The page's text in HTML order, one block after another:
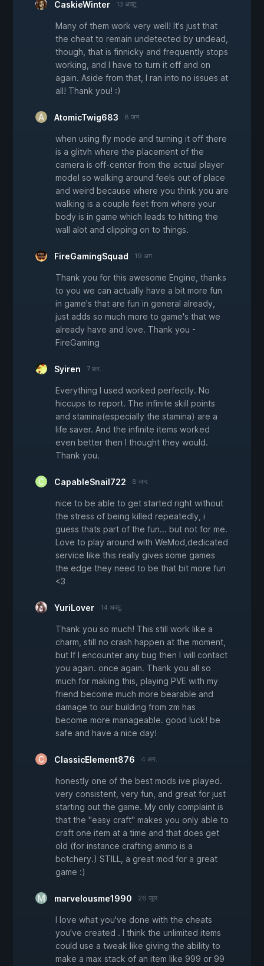
CaskieWinter 13 अक्टू.
Many of them work very well! It's just that
the cheat to remain undetected by undead,
though, that is finnicky and frequently stops
working, and I have to turn it off and on
again. Aside from that, I ran into no issues at
all! Thank you! :)
AtomicTwig683 8 जन.
when using fly mode and turning it off there
is a glitvh where the placement of the
camera is off-center from the actual player
model so walking around feels out of place
and weird because where you think you are
walking is a couple feet from where your
body is in game which leads to hitting the
wall alot and clipping on to things.
FireGamingSquad 19 अग.
Thank you for this awesome Engine, thanks
to you we can actually have a bit more fun
in game's that are fun in general already,
just adds so much more to game's that we
already have and love. Thank you -
FireGaming
Syiren 7 फ़र.
Everything I used worked perfectly. No
hiccups to report. The infinite skill points
and stamina(especially the stamina) are a
life saver. And the infinite items worked
even better then I thought they would.
Thank you.
CapableSnail722 8 जन.
nice to be able to get started right without
the stress of being killed repeatedly, i
guess thats part of the fun... but not for me.
Love to play around with WeMod,dedicated
service like this really gives some games
the edge they need to be that bit more fun
<3
YuriLover 14 अक्टू.
Thank you so much! This still work like a
charm, still no crash happen at the moment,
but If I encounter any bug then I will contact
you again. once again. Thank you all so
much for making this, playing PVE with my
friend become much more bearable and
damage to our building from zm has
become more manageable. good luck! be
safe and have a nice day!
ClassicElement876 4 अग.
honestly one of the best mods ive played.
very consistent, very fun, and great for just
starting out the game. My only complaint is
that the "easy craft" makes you only able to
craft one item at a time and that does get
old (for instance crafting ammo is a
botchery.) STILL, a great mod for a great
game :)
marvelousme1990 26 जुल.
I love what you've done with the cheats
you've created . I think the unlimited items
could use a tweak like giving the ability to
make a max stack of an item like 999 or 99